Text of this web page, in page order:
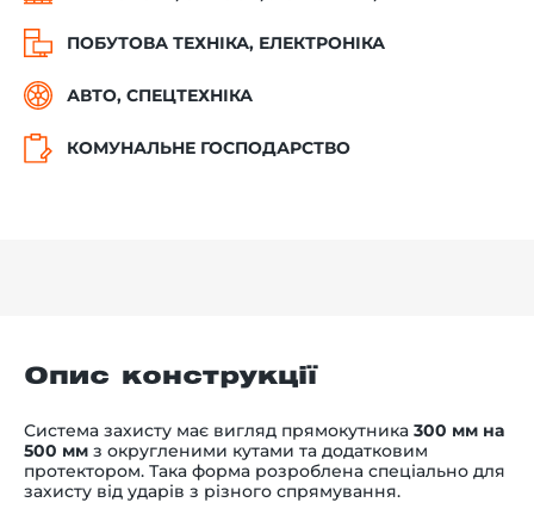
ПОБУТОВА ТЕХНІКА, ЕЛЕКТРОНІКА
АВТО, СПЕЦТЕХНІКА
КОМУНАЛЬНЕ ГОСПОДАРСТВО
Опис конструкції
Система захисту має вигляд прямокутника 300 мм на
500 мм з округленими кутами та додатковим
протектором. Така форма розроблена спеціально для
захисту від ударів з різного спрямування.